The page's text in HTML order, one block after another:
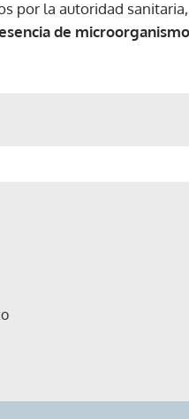
por la autoridad sanitaria,
de